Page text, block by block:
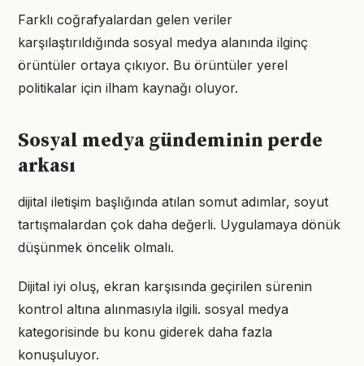
Farklı coğrafyalardan gelen veriler
karşılaştırıldığında sosyal medya alanında ilginç
örüntüler ortaya çıkıyor. Bu örüntüler yerel
politikalar için ilham kaynağı oluyor.
Sosyal medya gündeminin perde
arkası
dijital iletişim başlığında atılan somut adımlar, soyut
tartışmalardan çok daha değerli. Uygulamaya dönük
düşünmek öncelik olmalı.
Dijital iyi oluş, ekran karşısında geçirilen sürenin
kontrol altına alınmasıyla ilgili. sosyal medya
kategorisinde bu konu giderek daha fazla
konuşuluyor.